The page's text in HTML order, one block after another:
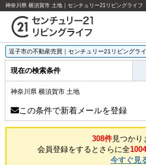
神奈川県 横須賀市 土地｜センチュリー21リビングライフ
逗子市の不動産売買｜センチュリー21リビングラ
現在の検索条件
神奈川県 横須賀市 土地
この条件で新着メールを登録
308件見つかり
会員登録をするとさらに全
今すぐ見